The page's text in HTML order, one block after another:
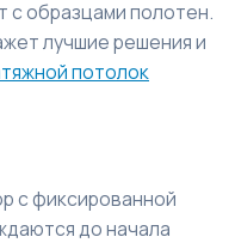
с образцами полотен.
лучшие решения и
потолок
с фиксированной
до начала